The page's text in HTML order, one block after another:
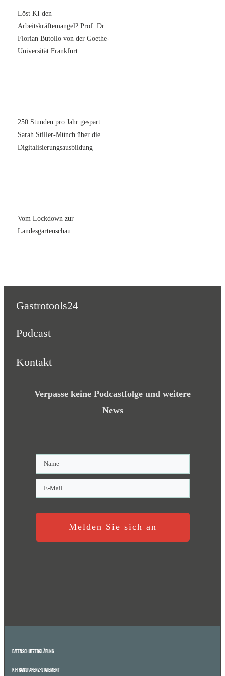
Löst KI den
Arbeitskräftemangel? Prof. Dr.
Florian Butollo von der Goethe-
Universität Frankfurt
250 Stunden pro Jahr gespart:
Sarah Stiller-Münch über die
Digitalisierungsausbildung
Vom Lockdown zur
Landesgartenschau
Gastrotools24
Podcast
Kontakt
Verpasse keine Podcastfolge und weitere
News
Melden Sie sich an
Datenschutzerklärung
KI-Transparenz-Statement